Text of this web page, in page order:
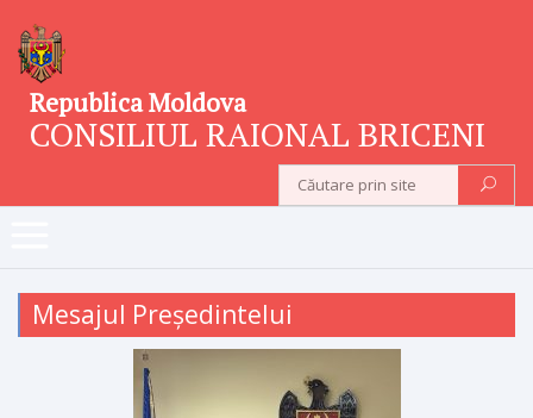
Republica Moldova
CONSILIUL RAIONAL BRICENI
Mesajul Președintelui